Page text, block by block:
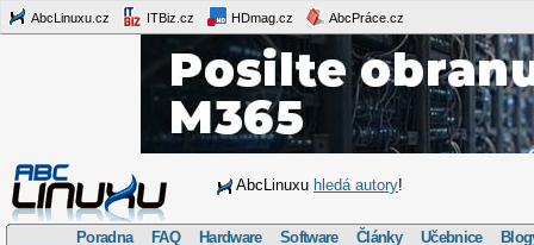
AbcLinuxu.cz ITBiz.cz HDmag.cz AbcPráce.cz
AbcLinuxu hledá autory!
Poradna FAQ Hardware Software Články Učebnice